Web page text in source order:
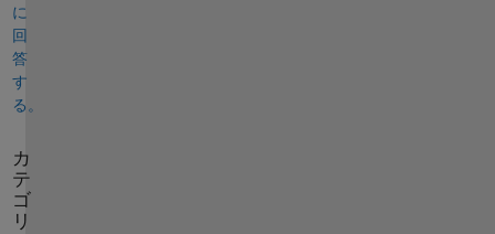
に
回
答
す
る。
カ
テ
ゴ
リ